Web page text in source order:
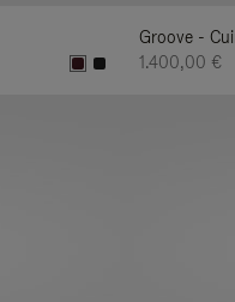
Groove -
1.400,00 €